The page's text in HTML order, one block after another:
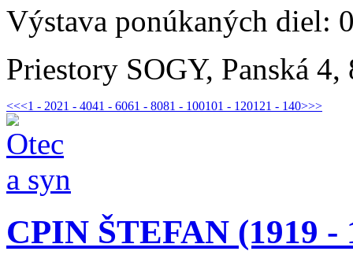
Výstava ponúkaných diel:
Priestory SOGY, Panská
<<<1 - 2021 - 4041 - 6061 - 8081 - 100101 - 120121 - 140>>>
CPIN ŠTEFAN (1919 -